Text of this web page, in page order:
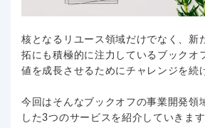
核となるリユース領域だけでなく、新
拓にも積極的に注力しているブックオ
値を成長させるためにチャレンジを続
今回はそんなブックオフの事業開発領
した3つのサービスを紹介していきま